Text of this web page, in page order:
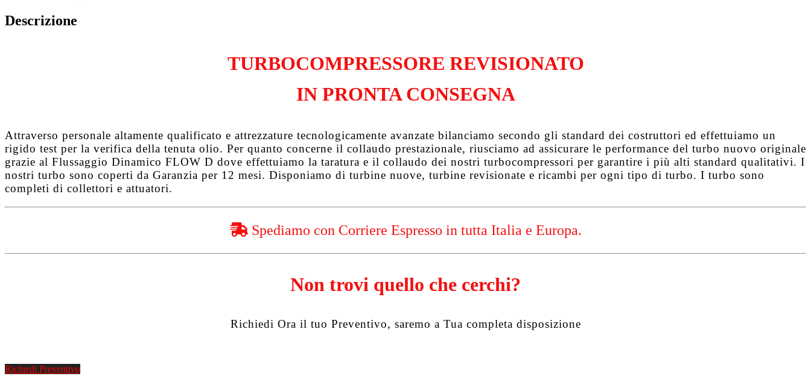
Tepee
DV6TED4
Descrizione
TURBOCOMPRESSORE REVISIONATO
IN PRONTA CONSEGNA
Attraverso personale altamente qualificato e attrezzature tecnologicamente avanzate bilanciamo secondo gli standard dei costruttori ed effettuiamo un
rigido test per la verifica della tenuta olio. Per quanto concerne il collaudo prestazionale, riusciamo ad assicurare le performance del turbo nuovo originale
grazie al Flussaggio Dinamico FLOW D dove effettuiamo la taratura e il collaudo dei nostri turbocompressori per garantire i più alti standard qualitativi. I
nostri turbo sono coperti da Garanzia per 12 mesi. Disponiamo di turbine nuove, turbine revisionate e ricambi per ogni tipo di turbo. I turbo sono
completi di collettori e attuatori.
Spediamo con Corriere Espresso in tutta Italia e Europa.
Non trovi quello che cerchi?
Richiedi Ora il tuo Preventivo, saremo a Tua completa disposizione
Richiedi Preventivo